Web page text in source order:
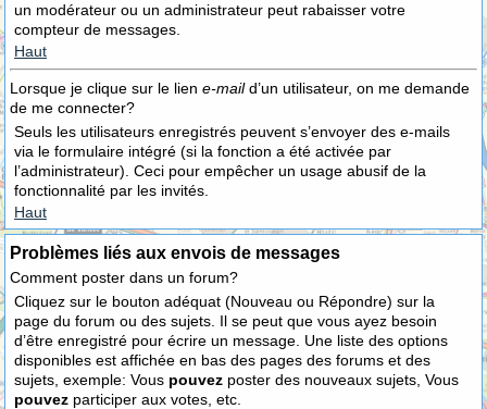
un modérateur ou un administrateur peut rabaisser votre
compteur de messages.
Haut
Lorsque je clique sur le lien e-maild’un utilisateur, on me demande
de me connecter?
Seuls les utilisateurs enregistrés peuvent s’envoyer des e-mails
via le formulaire intégré (si la fonction a été activée par
l’administrateur). Ceci pour empêcher un usage abusif de la
fonctionnalité par les invités.
Haut
Problèmes liés aux envois de messages
Comment poster dans un forum?
Cliquez sur le bouton adéquat (Nouveau ou Répondre) sur la
page du forum ou des sujets. Il se peut que vous ayez besoin
d’être enregistré pour écrire un message. Une liste des options
disponibles est affichée en bas des pages des forums et des
sujets, exemple: Vous pouvez poster des nouveaux sujets, Vous
pouvez participer aux votes, etc.